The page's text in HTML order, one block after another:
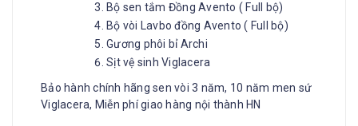
Bộ sen tắm Đồng Avento ( Full bộ)
Bộ vòi Lavbo đồng Avento ( Full bộ)
Gương phôi bỉ Archi
Sịt vệ sinh Viglacera
Bảo hành chính hãng sen vòi 3 năm, 10 năm men sứ
Viglacera, Miễn phí giao hàng nội thành HN